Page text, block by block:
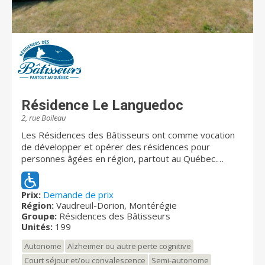
Résidence Le Languedoc
2, rue Boileau
Les Résidences des Bâtisseurs ont comme vocation
de développer et opérer des résidences pour
personnes âgées en région, partout au Québec.
Existant depuis 2003, nous sommes présents à
Cowansville, Rivière-du-Loup, Chambly, Coaticook,
Louiseville, Québec, Sept-Îles, Matane, Valleyfield,
Vaudreuil, Baie-Saint-Paul et La Tuque. Notre nom «
Résidences des Bâtisseurs » se veut un hommage à
tous ceux et celles qui ont contribué à construire le
Québec contemporain. Aux Résidences des
Bâtisseurs, nous croyons sincèrement que ces
Prix: Demande de prix
Région: Vaudreuil-Dorion, Montérégie
Groupe: Résidences des Bâtisseurs
Unités: 199
Autonome
Alzheimer ou autre perte cognitive
Court séjour et/ou convalescence
Semi-autonome